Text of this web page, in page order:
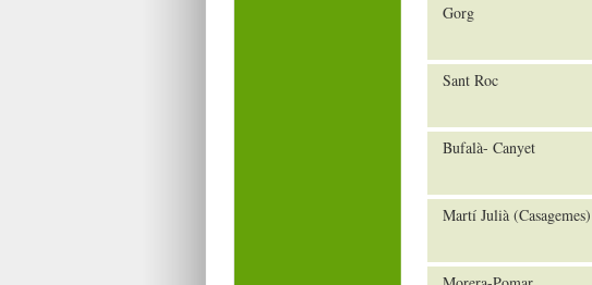
Gorg
Sant Roc
Bufalà- Canyet
Martí Julià (Casagemes)